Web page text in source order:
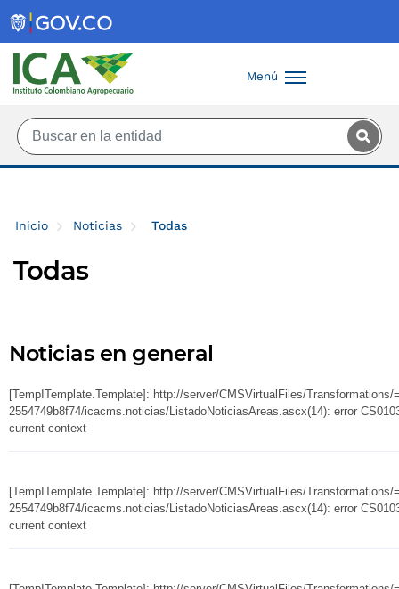
Menú
Inicio Noticias Todas
Todas
Noticias en general
[TempITemplate.Template]: http://server/CMSVirtualFiles/Transformations/
2554749b8f74/icacms.noticias/ListadoNoticiasAreas.ascx(14): error
current context
[TempITemplate.Template]: http://server/CMSVirtualFiles/Transformations/
2554749b8f74/icacms.noticias/ListadoNoticiasAreas.ascx(14): error
current context